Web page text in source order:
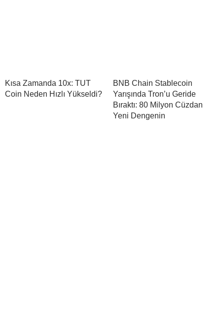
Kısa Zamanda 10x: TUT
Coin Neden Hızlı Yükseldi?
BNB Chain Stablecoin
Yarışında Tron’u Geride
Bıraktı: 80 Milyon Cüzdan
Yeni Dengenin